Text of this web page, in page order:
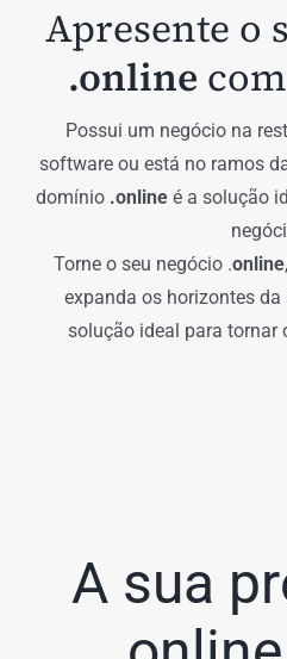
Apresente o
.online
Possui um negócio na
software ou está no ramos
domínio .online é a solução
Torne o seu negócio .online
expanda os horizontes da
solução ideal para tornar
A sua